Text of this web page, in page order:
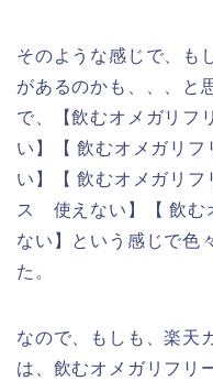
そのような感じで、も
があるのかも、、、と
で、【飲むオメガリ
い】【 飲むオメガリ
い】【 飲むオメガリ
ス 使えない】【 飲
ない】という感じで色
た。
なので、もしも、楽天
は、飲むオメガリフリ